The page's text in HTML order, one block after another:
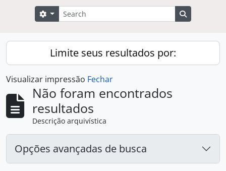
Buscar
Opções de busca
Limite seus resultados por:
Visualizar impressão Fechar
Não foram encontrados
resultados
Descrição arquivística
Opções avançadas de busca